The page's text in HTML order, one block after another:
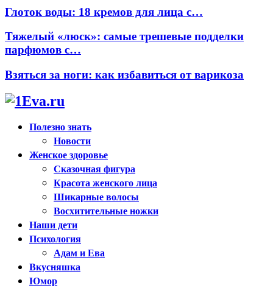
Глоток воды: 18 кремов для лица с…
Тяжелый «люск»: самые трешевые подделки
парфюмов с…
Взяться за ноги: как избавиться от варикоза
Полезно знать
Новости
Женское здоровье
Сказочная фигура
Красота женского лица
Шикарные волосы
Восхитительные ножки
Наши дети
Психология
Адам и Ева
Вкусняшка
Юмор